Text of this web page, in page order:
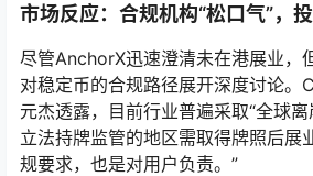
市场反应：合规机构“松口气”，
尽管AnchorX迅速澄清未在港展业，
对稳定币的合规路径展开深度讨论
元杰透露，目前行业普遍采取“全球
立法持牌监管的地区需取得牌照后展
规要求，也是对用户负责。”